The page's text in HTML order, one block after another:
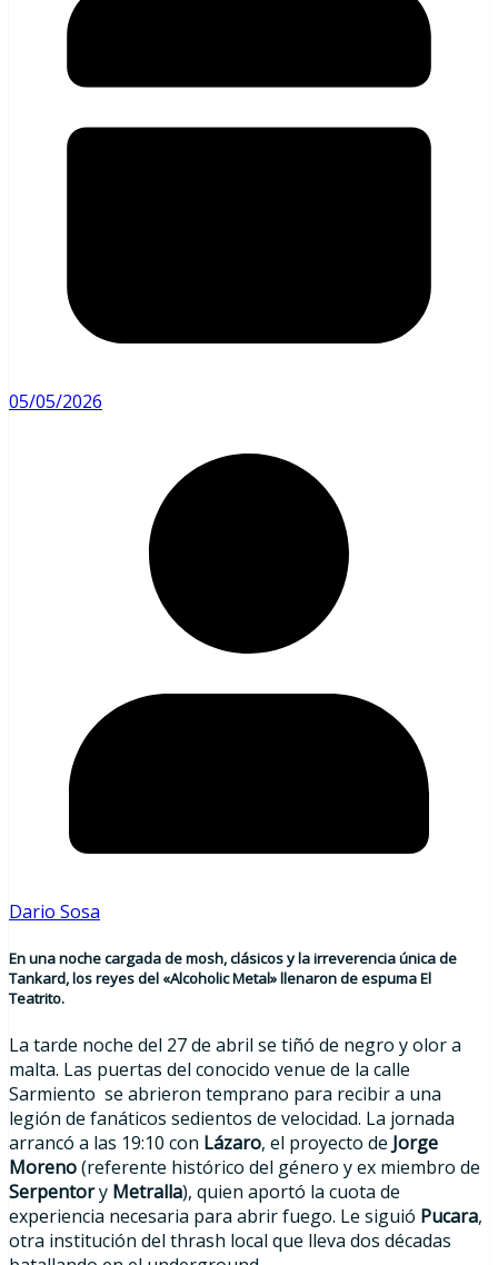
05/05/2026
Dario Sosa
En una noche cargada de mosh, clásicos y la irreverencia única de
Tankard,los reyes del «Alcoholic Metal» llenaron de espuma El
Teatrito.
La tarde noche del 27 de abril se tiñó de negro y olor a
malta. Las puertas del conocido venue de la calle
Sarmiento se abrieron temprano para recibir a una
legión de fanáticos sedientos de velocidad. La jornada
arrancó a las 19:10 con Lázaro, el proyecto de Jorge
Moreno(referente histórico del género y ex miembro de
Serpentory Metralla), quien aportó la cuota de
experiencia necesaria para abrir fuego. Le siguió Pucara,
otra institución del thrash local que lleva dos décadas